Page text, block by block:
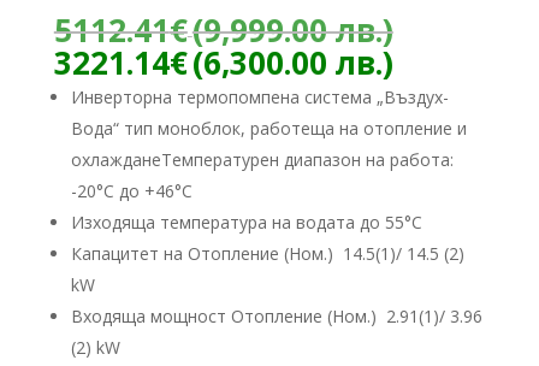
5112.41€(9,999.00 лв.)
was:
5112.41€
(9,999.00
лв.).
3221.14€(6,300.00 лв.)
цена
е:
3221.14€
(6,300.00
Инверторна термопомпена система „Въздух-
Вода“ тип моноблок, работеща на отопление и
охлажданеТемпературен диапазон на работа:
-20°C до +46°C
Изходяща температура на водата до 55°C
Капацитет на Отопление (Ном.) 14.5(1)/ 14.5 (2)
kW
Входяща мощност Отопление (Ном.) 2.91(1)/ 3.96
(2) kW